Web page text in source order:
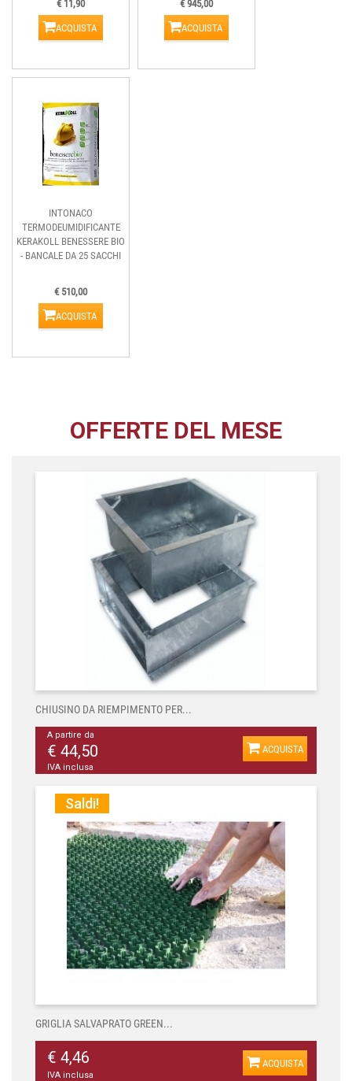
€ 11,90
ACQUISTA
€ 945,00
ACQUISTA
INTONACO
TERMODEUMIDIFICANTE
KERAKOLL BENESSERE BIO
- BANCALE DA 25 SACCHI
€ 510,00
ACQUISTA
OFFERTE DEL MESE
CHIUSINO DA RIEMPIMENTO PER...
A partire da
€ 44,50
IVA inclusa
ACQUISTA
Saldi!
GRIGLIA SALVAPRATO GREEN...
€ 4,46
IVA inclusa
ACQUISTA